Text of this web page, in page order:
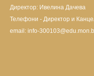
Директор: Ивелина Дачева
Телефони - Директор и
email: info-